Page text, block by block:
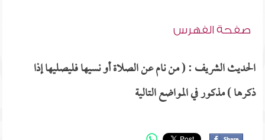
صفحة الفهرس
الحديث الشريف : ( من نام عن الصلاة أو نسيها فليصليها إذا
ذكرها ) مذكور في المواضع التالية